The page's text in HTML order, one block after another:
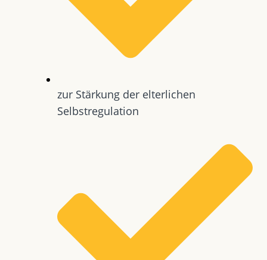
zur Stärkung der elterlichen
Selbstregulation